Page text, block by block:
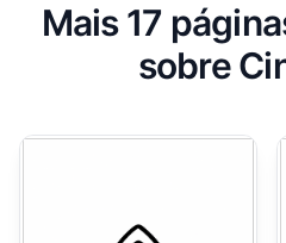
Mais 17
sobre